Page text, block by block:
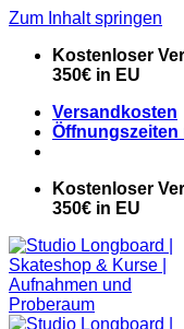
Zum Inhalt springen
Kostenloser
350€ in EU
Versandkosten
Öffnungszeiten
Kostenloser
350€ in EU